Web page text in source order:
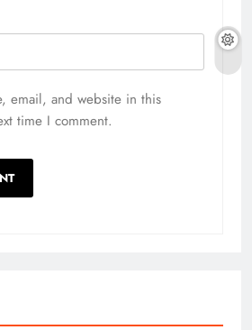
email, and website in this
time I comment.